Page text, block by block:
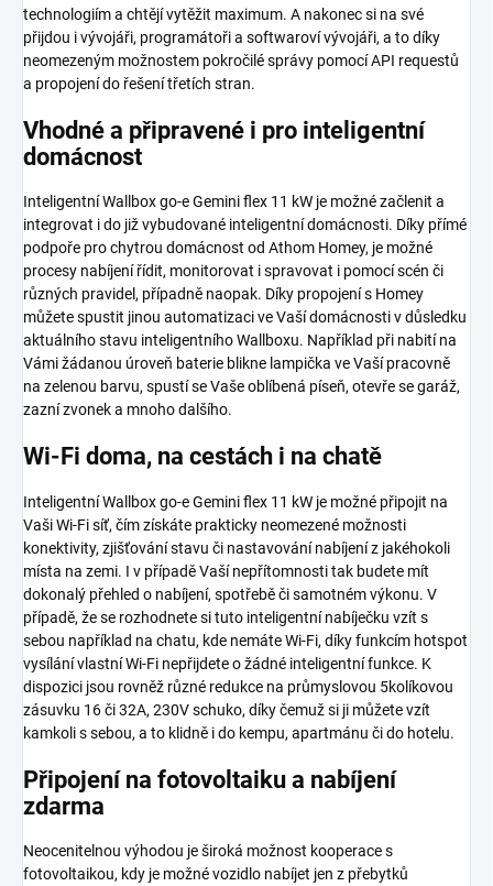
technologiím a chtějí vytěžit maximum. A nakonec si na své
přijdou i vývojáři, programátoři a softwaroví vývojáři, a to díky
neomezeným možnostem pokročilé správy pomocí API requestů
a propojení do řešení třetích stran.
Vhodné a připravené i pro inteligentní
domácnost
Inteligentní Wallbox go-e Gemini flex 11 kW je možné začlenit a
integrovat i do již vybudované inteligentní domácnosti. Díky přímé
podpoře pro chytrou domácnost od Athom Homey, je možné
procesy nabíjení řídit, monitorovat i spravovat i pomocí scén či
různých pravidel, případně naopak. Díky propojení s Homey
můžete spustit jinou automatizaci ve Vaší domácnosti v důsledku
aktuálního stavu inteligentního Wallboxu. Například při nabití na
Vámi žádanou úroveň baterie blikne lampička ve Vaší pracovně
na zelenou barvu, spustí se Vaše oblíbená píseň, otevře se garáž,
zazní zvonek a mnoho dalšího.
Wi-Fi doma, na cestách i na chatě
Inteligentní Wallbox go-e Gemini flex 11 kW je možné připojit na
Vaši Wi-Fi síť, čím získáte prakticky neomezené možnosti
konektivity, zjišťování stavu či nastavování nabíjení z jakéhokoli
místa na zemi. I v případě Vaší nepřítomnosti tak budete mít
dokonalý přehled o nabíjení, spotřebě či samotném výkonu. V
případě, že se rozhodnete si tuto inteligentní nabíječku vzít s
sebou například na chatu, kde nemáte Wi-Fi, díky funkcím hotspot
vysílání vlastní Wi-Fi nepřijdete o žádné inteligentní funkce. K
dispozici jsou rovněž různé redukce na průmyslovou 5kolíkovou
zásuvku 16 či 32A, 230V schuko, díky čemuž si ji můžete vzít
kamkoli s sebou, a to klidně i do kempu, apartmánu či do hotelu.
Připojení na fotovoltaiku a nabíjení
zdarma
Neocenitelnou výhodou je široká možnost kooperace s
fotovoltaikou, kdy je možné vozidlo nabíjet jen z přebytků